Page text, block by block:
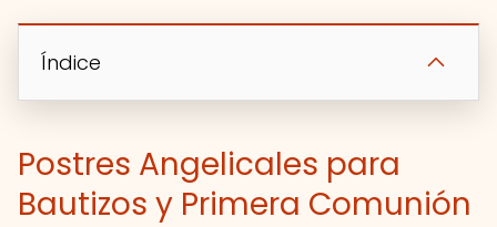
Índice
Postres Angelicales para
Bautizos y Primera Comunión